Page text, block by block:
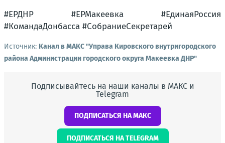
#ЕРДНР #ЕРМакеевка #ЕдинаяРоссия
#КомандаДонбасса #СобраниеСекретарей
Источник: Канал в МАКС "Управа Кировского внутригородского
района Администрации городского округа Макеевка ДНР"
Подписывайтесь на наши каналы в МАКС и
Telegram
ПОДПИСАТЬСЯ НА МАКС
ПОДПИСАТЬСЯ НА TELEGRAM